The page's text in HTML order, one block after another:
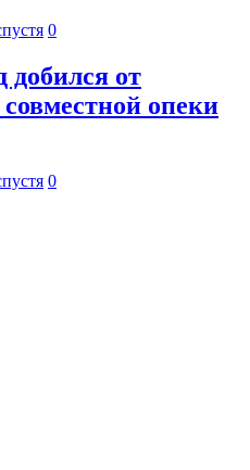
0
добился от
опеки
0